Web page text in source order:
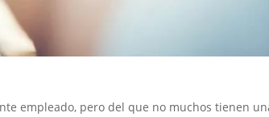
empleado, pero del que no muchos tienen